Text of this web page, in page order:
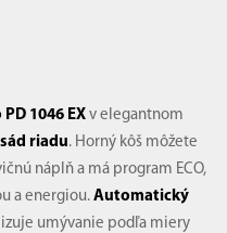
PD 1046 EX v elegantnom
riadu. Horný kôš môžete
náplň a má program ECO,
a energiou.Automatický
umývanie podľa miery